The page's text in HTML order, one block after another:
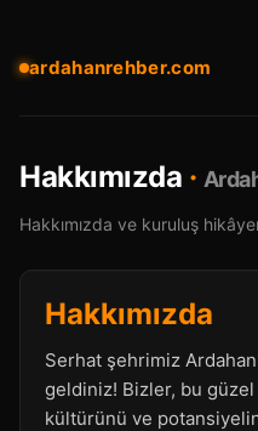
ardahanrehber.com
Hakkımızda ·
Hakkımızda ve kuruluş
Hakkımızda
Serhat şehrimiz
geldiniz! Bizler, bu
kültürünü ve